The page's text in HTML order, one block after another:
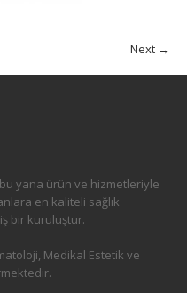
Next →
yana ürün ve hizmetleriyle
en kaliteli sağlık
bir kuruluştur.
Medikal Estetik ve